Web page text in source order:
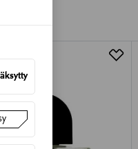
valittuun osoitteeseen.